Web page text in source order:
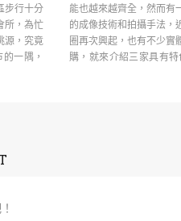
步行十分
所，為忙
源，究竟
一隅，
能也越來越齊全，然而有
的成像技術和拍攝手法，
圈再次興起，也有不少實
購，就來介紹三家具有